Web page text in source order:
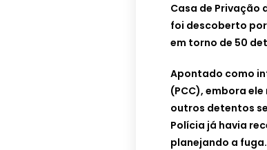
Casa de Privação
foi descoberto
em torno de 50
Apontado como
(PCC), embora
outros detentos
Polícia já havia
planejando a fuga.